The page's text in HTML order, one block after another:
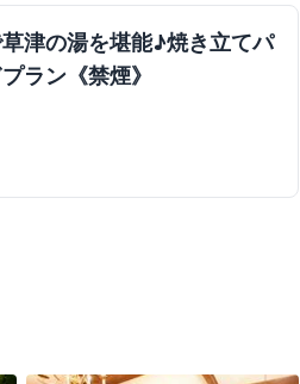
津の湯を堪能♪焼き立てパ
ラン《禁煙》